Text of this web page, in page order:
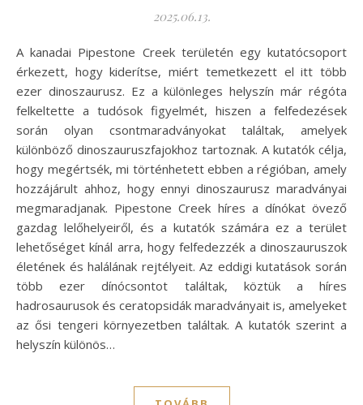
2025.06.13.
A kanadai Pipestone Creek területén egy kutatócsoport
érkezett, hogy kiderítse, miért temetkezett el itt több
ezer dinoszaurusz. Ez a különleges helyszín már régóta
felkeltette a tudósok figyelmét, hiszen a felfedezések
során olyan csontmaradványokat találtak, amelyek
különböző dinoszauruszfajokhoz tartoznak. A kutatók célja,
hogy megértsék, mi történhetett ebben a régióban, amely
hozzájárult ahhoz, hogy ennyi dinoszaurusz maradványai
megmaradjanak. Pipestone Creek híres a dínókat övező
gazdag lelőhelyeiről, és a kutatók számára ez a terület
lehetőséget kínál arra, hogy felfedezzék a dinoszauruszok
életének és halálának rejtélyeit. Az eddigi kutatások során
több ezer dínócsontot találtak, köztük a híres
hadrosaurusok és ceratopsidák maradványait is, amelyeket
az ősi tengeri környezetben találtak. A kutatók szerint a
helyszín különös…